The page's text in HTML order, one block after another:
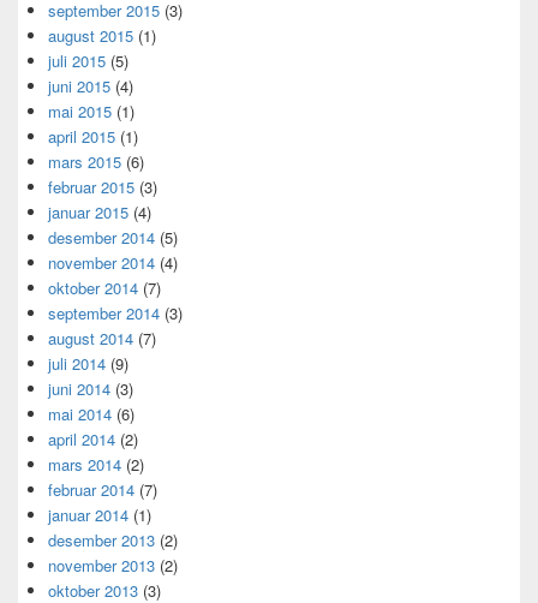
september 2015 (3)
august 2015 (1)
juli 2015 (5)
juni 2015 (4)
mai 2015 (1)
april 2015 (1)
mars 2015 (6)
februar 2015 (3)
januar 2015 (4)
desember 2014 (5)
november 2014 (4)
oktober 2014 (7)
september 2014 (3)
august 2014 (7)
juli 2014 (9)
juni 2014 (3)
mai 2014 (6)
april 2014 (2)
mars 2014 (2)
februar 2014 (7)
januar 2014 (1)
desember 2013 (2)
november 2013 (2)
oktober 2013 (3)